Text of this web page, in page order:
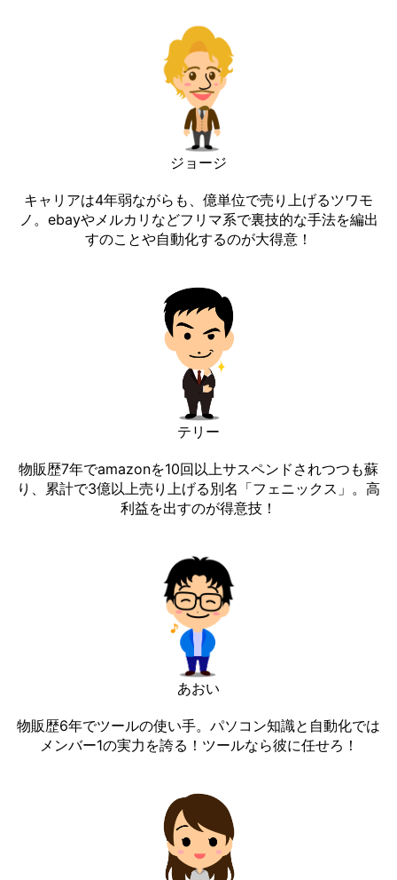
ジョージ
キャリアは4年弱ながらも、億単位で売り上げるツワモ
ノ。ebayやメルカリなどフリマ系で裏技的な手法を編出
すのことや自動化するのが大得意！
テリー
物販歴7年でamazonを10回以上サスペンドされつつも蘇
り、累計で3億以上売り上げる別名「フェニックス」。高
利益を出すのが得意技！
あおい
物販歴6年でツールの使い手。パソコン知識と自動化では
メンバー1の実力を誇る！ツールなら彼に任せろ！